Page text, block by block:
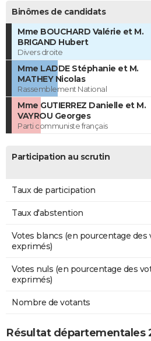
Binômes de candidats
Mme BOUCHARD Valérie et M.
BRIGAND Hubert
Divers droite
Mme LADDE Stéphanie et M.
MATHEY Nicolas
Rassemblement National
Mme GUTIERREZ Danielle et M.
VAYROU Georges
Parti communiste français
Participation au scrutin
Taux de participation
Taux d'abstention
Votes blancs (en pourcentage des
exprimés)
Votes nuls (en pourcentage des
exprimés)
Nombre de votants
Résultat départementales